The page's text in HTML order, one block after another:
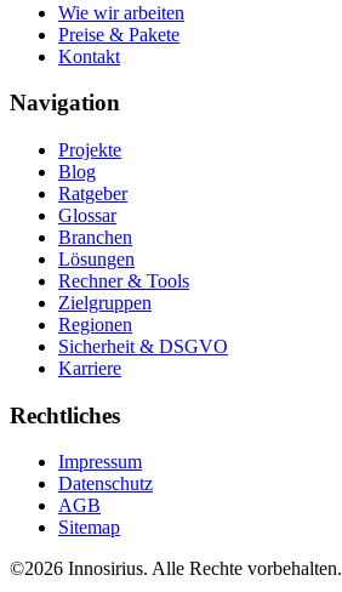
Wie wir arbeiten
Preise & Pakete
Kontakt
Navigation
Projekte
Blog
Ratgeber
Glossar
Branchen
Lösungen
Rechner & Tools
Zielgruppen
Regionen
Sicherheit & DSGVO
Karriere
Rechtliches
Impressum
Datenschutz
AGB
Sitemap
©2026 Innosirius. Alle Rechte vorbehalten.